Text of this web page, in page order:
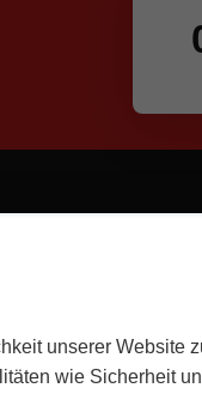
unserer Website
wie Sicherheit